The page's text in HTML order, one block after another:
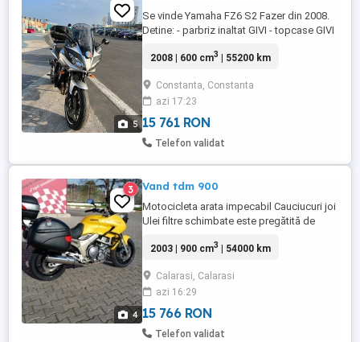
5
Se vinde Yamaha FZ6 S2 Fazer din 2008.
Detine: - parbriz inaltat GIVI - topcase GIVI
de confortabila. Trei chei motocicleta +
16.09.2008 Cumparat de mine in data de
28.02.2024. Kilometraj: 55.2000 km in
usoara crestere. ITP: ...
2008 | 600 cm3 | 55200 km
Constanta, Constanta
azi 17:23
15 761 RON
Telefon validat
4
3 Vand tdm 900
Motocicleta arata impecabil Cauciucuri joi
Ulei filtre schimbate este pregătită de
2003 | 900 cm3 | 54000 km
Calarasi, Calarasi
azi 16:29
15 766 RON
Telefon validat